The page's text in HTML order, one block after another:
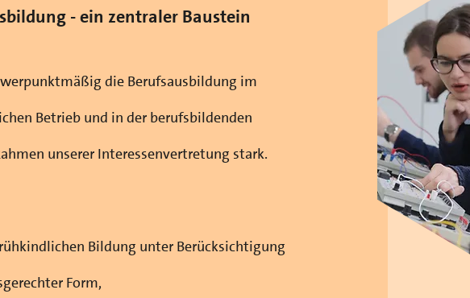
- ein zentraler Baustein
die Berufsausbildung im
Betrieb und in der berufsbildenden
unserer Interessenvertretung stark.
Bildung unter Berücksichtigung
Form,